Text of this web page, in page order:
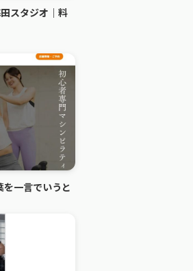
スタジオ｜料
一言でいうと